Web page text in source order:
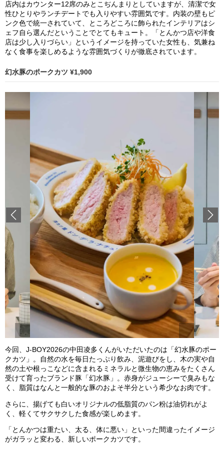
店内はカウンター12席のみとこぢんまりとしていますが、清潔で女
性ひとりやランチデートでも入りやすい雰囲気です。内装の壁もピ
ンク色で統一されていて、ところどころに飾られたインテリアはシ
ェフ自ら選んだということでとてもキュート。「とんかつ店や洋食
店は少し入りづらい」というイメージを持っていた女性も、気兼ね
なく食事を楽しめるような雰囲気づくりが徹底されています。
幻水豚のポークカツ ¥1,900
Previous
今回、J-BOY2026の中田凌多くんがいただいたのは「幻水豚のポー
クカツ」。自然の水を毎日たっぷり飲み、泥遊びをし、木の実や自
然の土や根っこなどに含まれるミネラルと微生物の恵みをたくさん
受けて育ったブランド豚「幻水豚」。赤身がジューシーで臭みもな
く、脂質はなんと一般的な豚のおよそ半分という希少なお肉です。
さらに、揚げても白いオリジナルの低脂質のパン粉は油切れがよ
く、軽くてサクサクした食感が楽しめます。
「とんかつは重たい、太る、体に悪い」といった間違ったイメージ
がガラッと変わる、新しいポークカツです。